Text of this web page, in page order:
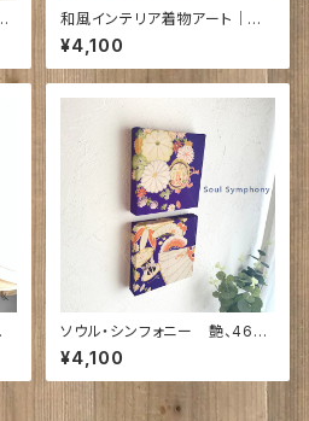
和風インテリア着物アート｜寄
せ る し ず くMINI｜240㎜×24
0㎜×25㎜｜
¥4,100
ソウル・シンフォニー 艶、46
舞 古布 ｜150㎜角ア)26㎜ N
O45,NO46
¥4,100